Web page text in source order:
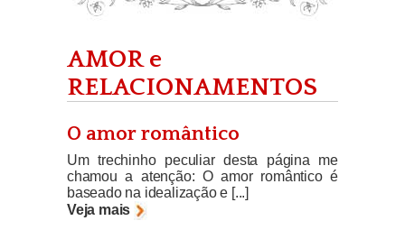
AMOR e
RELACIONAMENTOS
O amor romântico
Um trechinho peculiar desta página me
chamou a atenção: O amor romântico é
baseado na idealização e [...]
Veja mais